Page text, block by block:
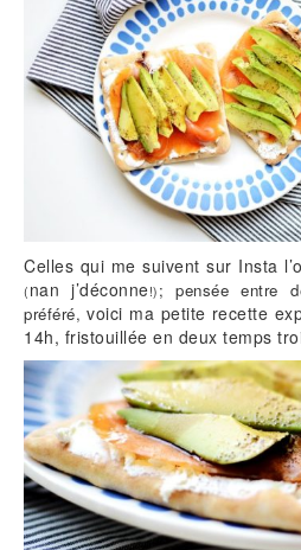
Celles qui me suivent sur Insta
( nan j’déconne!) ; pensée entre
préféré,voici ma petite recette
14h, fristouillée en deux temps